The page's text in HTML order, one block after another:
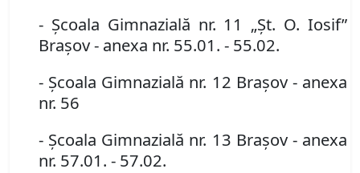
- Şcoala Gimnazială nr. 11 „Şt. O. Iosif”
Braşov- anexa nr. 55.01. - 55.02.
- Şcoala Gimnazială nr. 12 Braşov - anexa
nr. 56
- Şcoala Gimnazială nr. 13 Braşov - anexa
nr. 57.01. - 57.02.